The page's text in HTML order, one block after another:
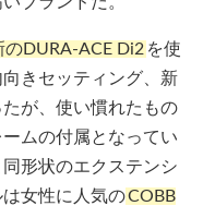
のDURA-ACE Di2 を使
きセッティング、新
が、使い慣れたもの
ムの付属となってい
形状のエクステンシ
女性に人気のCOBB